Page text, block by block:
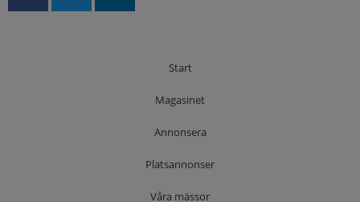
Start
Magasinet
Annonsera
Platsannonser
Våra mässor